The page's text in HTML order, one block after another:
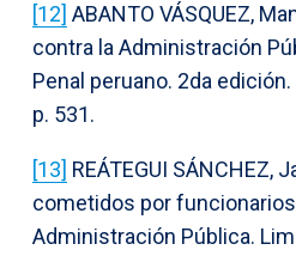
[12] ABANTO VÁSQUEZ,
contra la Administración
Penal peruano. 2da
p. 531.
[13] REÁTEGUI SÁNCHEZ,
cometidos por
Administración Pública.